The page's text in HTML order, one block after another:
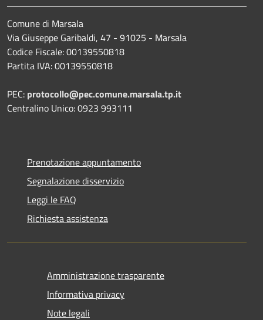
Comune di Marsala
Via Giuseppe Garibaldi, 47 - 91025 - Marsala
Codice Fiscale: 00139550818
Partita IVA: 00139550818
PEC: protocollo@pec.comune.marsala.tp.it
Centralino Unico: 0923 993111
Prenotazione appuntamento
Segnalazione disservizio
Leggi le FAQ
Richiesta assistenza
Amministrazione trasparente
Informativa privacy
Note legali